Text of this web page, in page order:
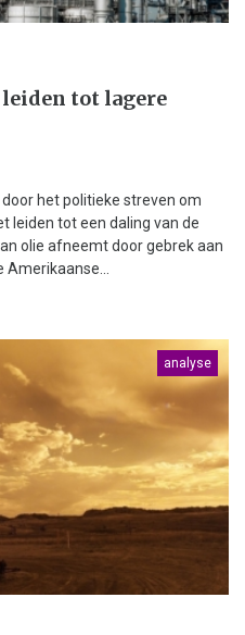
tot lagere
het politieke streven om
leiden tot een daling van de
olie afneemt door gebrek aan
Amerikaanse...
analyse